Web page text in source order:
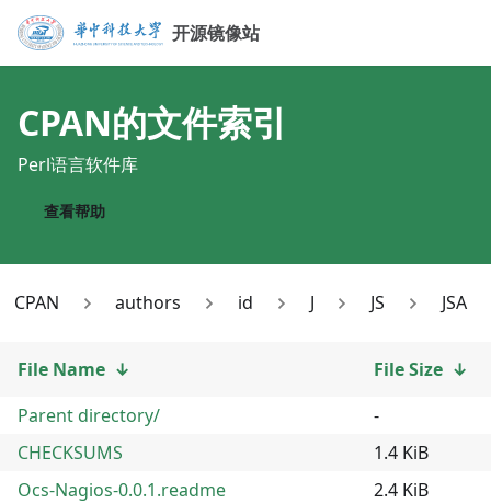
开源镜像站
CPAN的文件索引
Perl语言软件库
查看帮助
CPAN authors id J JS JSA
File Name ↓ File Size ↓
Parent directory/
-
CHECKSUMS
1.4 KiB
Ocs-Nagios-0.0.1.readme
2.4 KiB